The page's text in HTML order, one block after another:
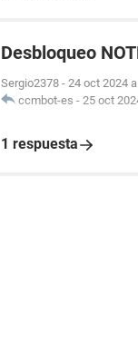
Desbloqueo
Sergio2378 - 24 oct 2024
ccmbot-es - 25 oct
1 respuesta